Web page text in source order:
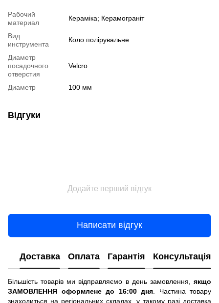
Рабочий
материал
Кераміка; Керамограніт
Вид
инструмента
Коло полірувальне
Диаметр
посадочного
отверстия
Velcro
Диаметр 100 мм
Відгуки
Додайте перший відгук
Написати відгук
Доставка Оплата Гарантія Консультація
Більшість товарів ми відправляємо в день замовлення, якщо
ЗАМОВЛЕННЯ оформлене до 16:00 дня . Частина товару
знаходиться на регіональних складах, у такому разі доставка